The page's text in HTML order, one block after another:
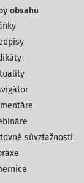
obsahu
súvzťažnosti